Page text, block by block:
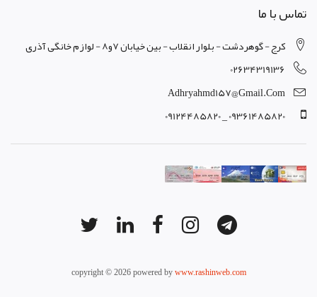
تماس با ما
کرج - گوهردشت - بلوار انقلاب - بین خیابان 7و8 - لوازم خانگی آذری
02634319136
Adhryahmd157@gmail.com
09361485820 _ 09124485820
copyright © 2026 powered by www.rashinweb.com